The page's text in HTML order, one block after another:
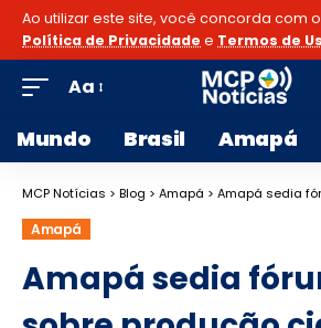
Ao utilizar este site, você concorda com
Política de Privacidade e Termos de
Aa
Mundo Brasil Amapá
MCP Notícias > Blog > Amapá > Amapá sedia fórum inédito
Amapá
Amapá sedia